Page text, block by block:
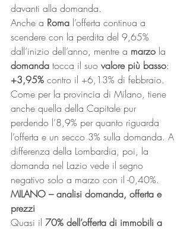
davanti alla domanda.
Anche a Roma l’offerta continua a
scendere con la perdita del 9,65%
dall’inizio dell’anno, mentre a marzo la
domanda tocca il suo valore più basso:
+3,95% contro il +6,13% di febbraio.
Come per la provincia di Milano, tiene
anche quella della Capitale pur
perdendo l’8,9% per quanto riguarda
l’offerta e un secco 3% sulla domanda. A
differenza della Lombardia, poi, la
domanda nel Lazio vede il segno
negativo solo a marzo con il -0,40%.
MILANO – analisi domanda, offerta e
prezzi
Quasi il 70% dell’offerta di immobili a